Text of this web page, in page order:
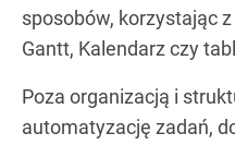
sposobów, korzystając
Gantt, Kalendarz czy
Poza organizacją i
automatyzację zadań,